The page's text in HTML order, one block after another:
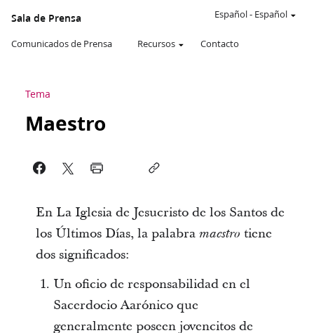
Sala de Prensa
Comunicados de Prensa Recursos Contacto
Español- Español
Tema
Maestro
En La Iglesia de Jesucristo de los Santos de
los Últimos Días, la palabra maestro tiene
dos significados:
Un oficio de responsabilidad en el
Sacerdocio Aarónico que
generalmente poseen jovencitos de